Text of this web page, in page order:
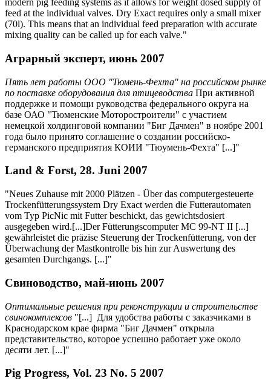
modern pig feeding systems as it allows for weight dosed supply of
feed at the individual valves. Dry Exact requires only a small mixer
(70l). This means that an individual feed preparation with accurate
mixing quality can be called up for each valve."
Аграрный эксперт, июнь 2007
Пять лет работы ООО "Тюмень-Фехта" на российском рынке
по поставке оборудования для птицеводства При активной
поддержке и помощи руководства федерального округа на
базе ОАО "Тюменские Моторостроители" с участием
немецкой холдинговой компании "Биг Дачмен" в ноябре 2001
года было принято соглашение о создании российско-
германского предприятия КОИИ "Тюумень-Фехта" [...]"
Land & Forst, 28. Juni 2007
"Neues Zuhause mit 2000 Plätzen - Über das computergesteuerte
Trockenfütterungssystem Dry Exact werden die Futterautomaten
vom Typ PicNic mit Futter beschickt, das gewichtsdosiert
ausgegeben wird.[...]Der Fütterungscomputer MC 99-NT II [...]
gewährleistet die präzise Steuerung der Trockenfütterung, von der
Überwachung der Mastkontrolle bis hin zur Auswertung des
gesamten Durchgangs. [...]"
Свиноводство, май-июнь 2007
Оптимальные решения при реконструкции и строительстве
свинокомплексов "[...] Для удобства работы с заказчиками в
Краснодарском крае фирма "Биг Дачмен" открыла
представительство, которое успешно работает уже около
десяти лет. [...]"
Pig Progress, Vol. 23 No. 5 2007